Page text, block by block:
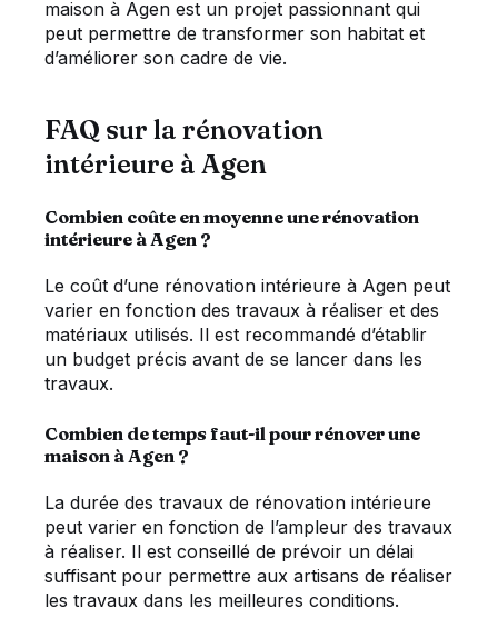
maison à Agen est un projet passionnant qui
peut permettre de transformer son habitat et
d’améliorer son cadre de vie.
FAQ sur la rénovation
intérieure à Agen
Combien coûte en moyenne une rénovation
intérieure à Agen ?
Le coût d’une rénovation intérieure à Agen peut
varier en fonction des travaux à réaliser et des
matériaux utilisés. Il est recommandé d’établir
un budget précis avant de se lancer dans les
travaux.
Combien de temps faut-il pour rénover une
maison à Agen ?
La durée des travaux de rénovation intérieure
peut varier en fonction de l’ampleur des travaux
à réaliser. Il est conseillé de prévoir un délai
suffisant pour permettre aux artisans de réaliser
les travaux dans les meilleures conditions.